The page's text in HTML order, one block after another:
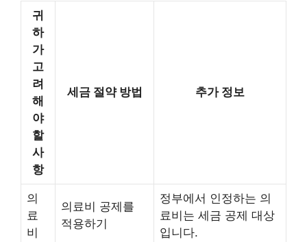
귀
하
가
고
려
해
야
할
사
항
세금 절약 방법 추가 정보
의
료
비
의료비 공제를
적용하기
정부에서 인정하는 의
료비는 세금 공제 대상
입니다.